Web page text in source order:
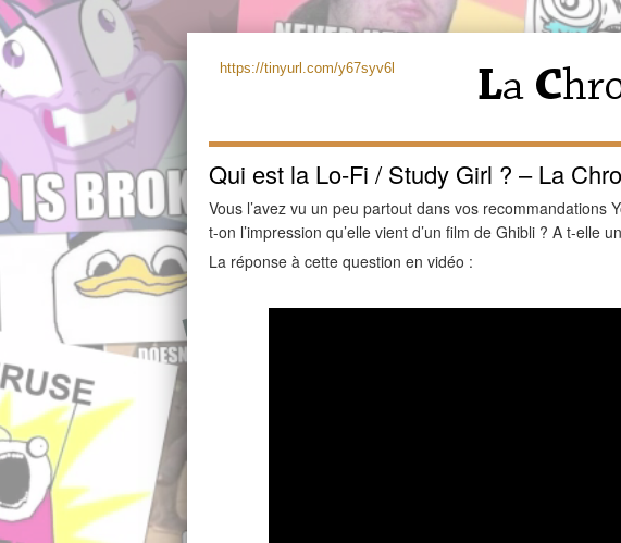
https://tinyurl.com/y67syv6l
Qui est la Lo-Fi / Study Girl ? – La
Vous l’avez vu un peu partout dans vos
t-on l’impression qu’elle vient d’un film de Ghibli ? A t-elle
La réponse à cette question en vidéo :